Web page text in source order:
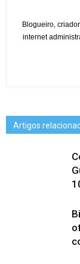
Blogueiro,
internet
Artigos